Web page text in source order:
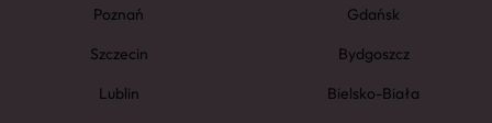
Poznań
Gdańsk
Szczecin
Bydgoszcz
Lublin
Bielsko-Biała